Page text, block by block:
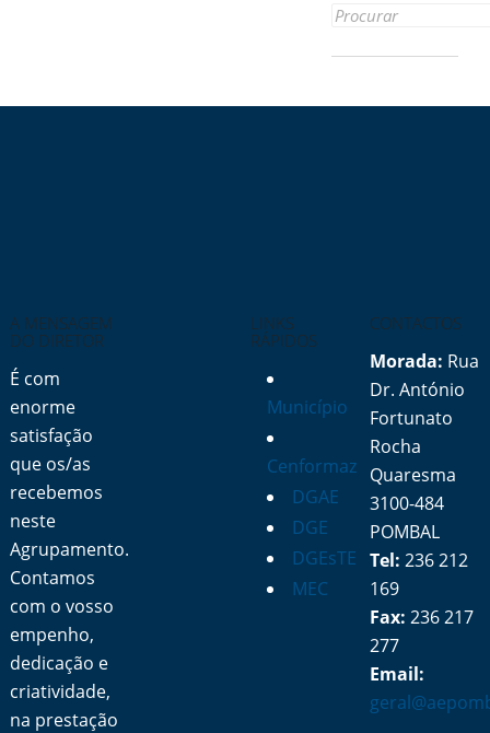
Search
A MENSAGEM
DO DIRETOR
É com
enorme
satisfação
que os/as
recebemos
neste
Agrupamento.
Contamos
com o vosso
empenho,
dedicação e
criatividade,
na prestação
LINKS
RÁPIDOS
Município
Cenformaz
DGAE
DGE
DGEsTE
MEC
CONTACTOS
Morada: Rua
Dr. António
Fortunato
Rocha
Quaresma
3100-484
POMBAL
Tel: 236 212
169
Fax: 236 217
277
Email: